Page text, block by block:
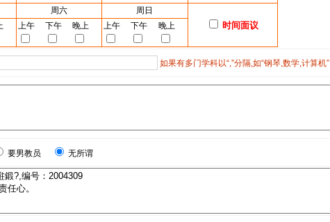
周六 周日
时间面议
上午 下午 晚上 上午 下午 晚上
如果有多门学科以“,”分隔,如“钢琴,数学,计算机”
要男教员 无所谓